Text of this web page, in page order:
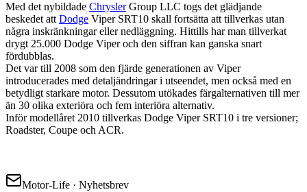
Med det nybildade ChryslerGroup LLC togs det glädjande
beskedet att Dodge Viper SRT10 skall fortsätta att tillverkas utan
några inskränkningar eller nedläggning. Hittills har man tillverkat
drygt 25.000 Dodge Viper och den siffran kan ganska snart
fördubblas.
Det var till 2008 som den fjärde generationen av Viper
introducerades med detaljändringar i utseendet, men också med en
betydligt starkare motor. Dessutom utökades färgalternativen till mer
än 30 olika exteriöra och fem interiöra alternativ.
Inför modellåret 2010 tillverkas Dodge Viper SRT10 i tre versioner;
Roadster, Coupe och ACR.
Motor-Life · Nyhetsbrev